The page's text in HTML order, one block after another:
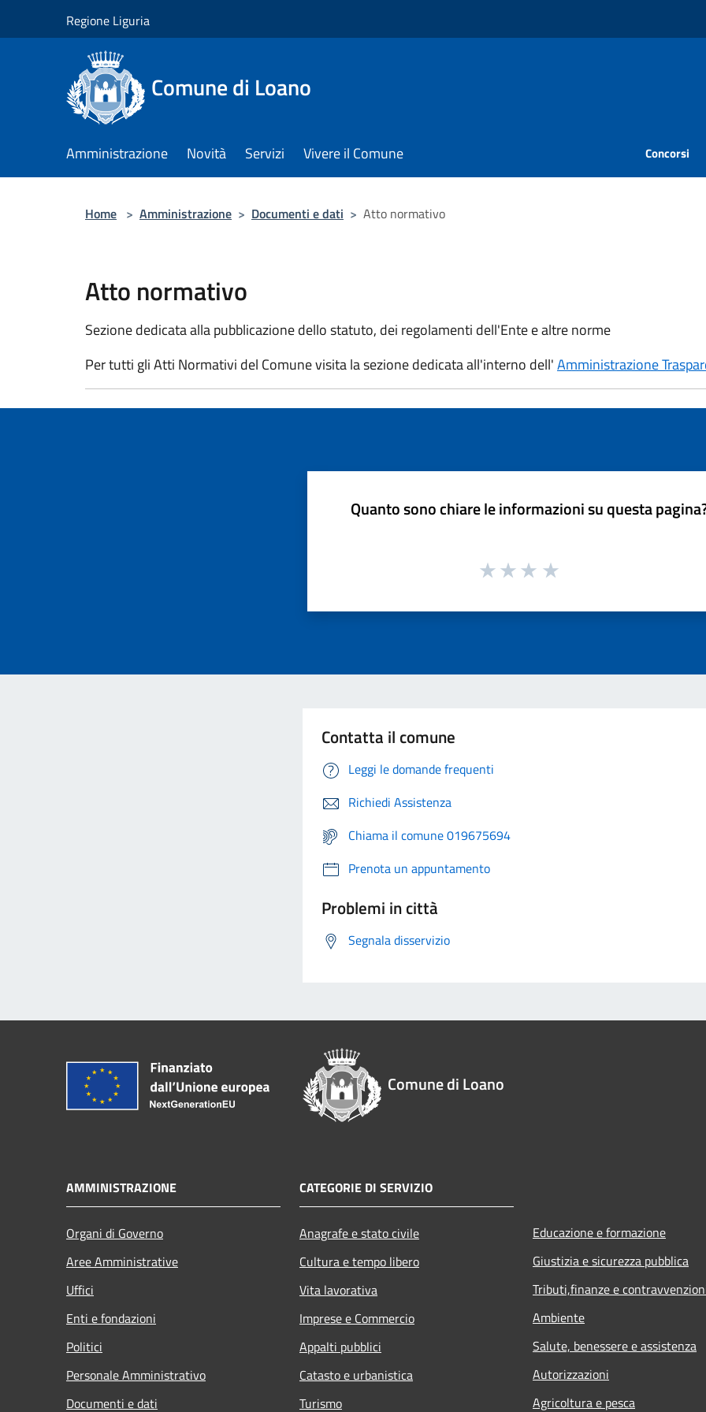
Regione Liguria
Comune di Loano
Amministrazione Novità Servizi Vivere il Comune Concorsi
Home > Amministrazione > Documenti e dati > Atto normativo
Atto normativo
Sezione dedicata alla pubblicazione dello statuto, dei regolamenti dell'Ente e altre norme
Per tutti gli Atti Normativi del Comune visita la sezione dedicata all'interno dell'Amministrazione
Quanto sono chiare le informazioni su questa
Contatta il comune
Leggi le domande frequenti
Richiedi Assistenza
Chiama il comune 019675694
Prenota un appuntamento
Problemi in città
Segnala disservizio
Comune di Loano
AMMINISTRAZIONE
Organi di Governo
Aree Amministrative
Uffici
Enti e fondazioni
Politici
Personale Amministrativo
Documenti e dati
CATEGORIE DI SERVIZIO
Anagrafe e stato civile
Cultura e tempo libero
Vita lavorativa
Imprese e Commercio
Appalti pubblici
Catasto e urbanistica
Turismo
Educazione e formazione
Giustizia e sicurezza pubblica
Tributi,finanze e
Ambiente
Salute, benessere e assistenza
Autorizzazioni
Agricoltura e pesca